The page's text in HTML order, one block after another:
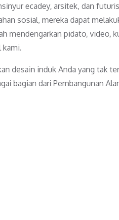
ecadey, arsitek, dan
sosial, mereka dapat
mendengarkan pidato, video,
kami.
desain induk Anda yang tak
bagian dari Pembangunan